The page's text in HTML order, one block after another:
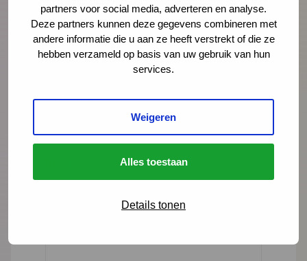
partners voor social media, adverteren en analyse.
Deze partners kunnen deze gegevens combineren met
andere informatie die u aan ze heeft verstrekt of die ze
hebben verzameld op basis van uw gebruik van hun
services.
Weigeren
Alles toestaan
Details tonen
E-mailadres *
Organisatie